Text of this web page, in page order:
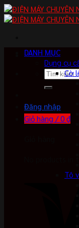
Skip
to
Tìm
kiếm:
Đăng nhập
Giỏ hàng /0 ₫
No products in
DANH MỤC
Dụng cụ
Cờ
Tô